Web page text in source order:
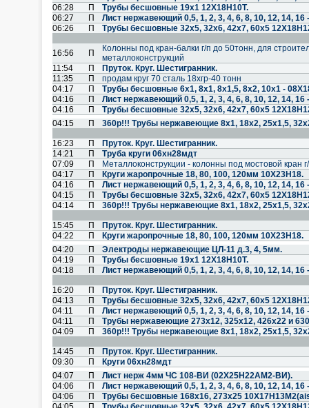
06:28
П
Трубы бесшовные 19х1 12Х18Н10Т.
06:27
П
Лист нержавеющий 0,5, 1, 2, 3, 4, 6, 8, 10, 12, 14,
06:26
П Трубы бесшовные 32х5, 32х6, 42х7, 60х5
16:56 П
Колонны под кран-балки г/п до 50тонн, для
металлоконструкций
11:54
П
Пруток. Круг. Шестигранник.
11:35
П
продам круг 70 сталь 18хгр-40 тонн
04:17
П
Трубы бесшовные 6х1, 8х1, 8х1,5, 8х2, 10х1 -
04:16
П
Лист нержавеющий 0,5, 1, 2, 3, 4, 6, 8, 10, 12, 14,
04:16
П
Трубы бесшовные 32х5, 32х6, 42х7, 60х5
04:15
П 360р!!! Трубы нержавеющие 8х1, 18х2, 25х1,5,
16:23 П
Пруток. Круг. Шестигранник.
14:21
П
Труба круги 06хн28мдт
07:09
П
Металлоконструкции - колонны под мостовой кран
04:17
П
Круги жаропрочные 18, 80, 100, 120мм 10Х23Н18.
04:16
П
Лист нержавеющий 0,5, 1, 2, 3, 4, 6, 8, 10, 12, 14,
04:15
П
Трубы бесшовные 32х5, 32х6, 42х7, 60х5
04:14
П 360р!!! Трубы нержавеющие 8х1, 18х2, 25х1,5,
15:45 П
Пруток. Круг. Шестигранник.
04:22
П
Круги жаропрочные 18, 80, 100, 120мм 10Х23Н18.
04:20
П
Электроды нержавеющие ЦЛ-11 д.3, 4, 5мм.
04:19
П
Трубы бесшовные 19х1 12Х18Н10Т.
04:18
П Лист нержавеющий 0,5, 1, 2, 3, 4, 6, 8, 10, 12, 14,
16:20 П
Пруток. Круг. Шестигранник.
04:13
П
Трубы бесшовные 32х5, 32х6, 42х7, 60х5
04:11
П
Лист нержавеющий 0,5, 1, 2, 3, 4, 6, 8, 10, 12, 14,
04:11
П
Трубы нержавеющие 273х12, 325х12, 426х22 и
04:09
П 360р!!! Трубы нержавеющие 8х1, 18х2, 25х1,5,
14:45 П
Пруток. Круг. Шестигранник.
09:30
П
Круги 06хн28мдт
04:07
П
Лист нерж 4мм ЧС 108-ВИ (02Х25Н22АМ2-ВИ).
04:06
П
Лист нержавеющий 0,5, 1, 2, 3, 4, 6, 8, 10, 12, 14,
04:06
П
Трубы бесшовные 168х16, 273х25